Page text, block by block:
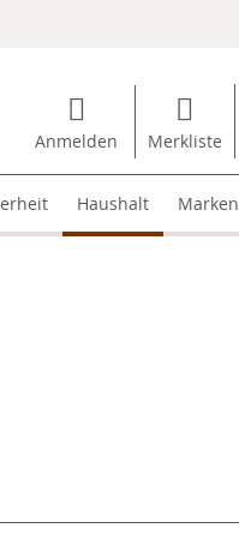
Anmelden Merkliste
Haushalt Marken